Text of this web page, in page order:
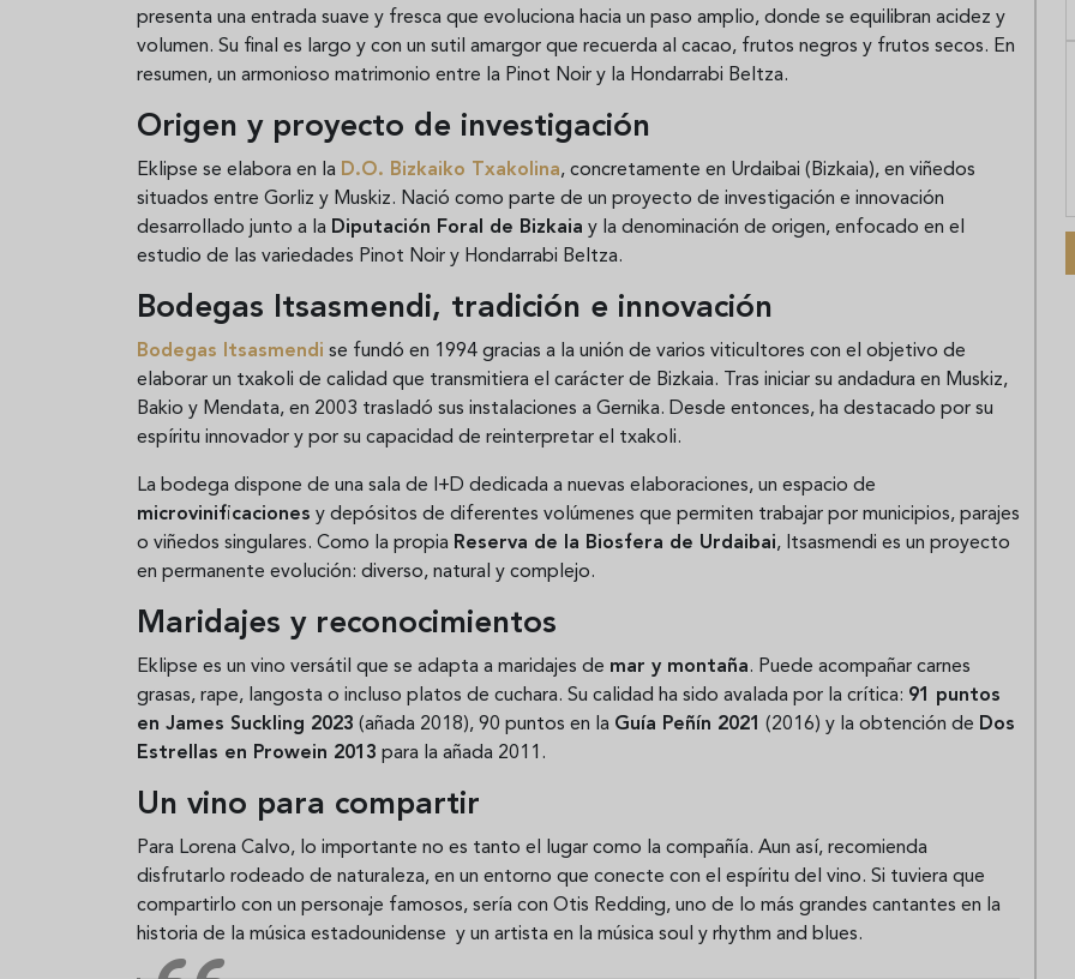
presenta una entrada suave y fresca que evoluciona hacia un paso amplio, donde se equilibran acidez y
volumen. Su final es largo y con un sutil amargor que recuerda al cacao, frutos negros y frutos secos. En
resumen, un armonioso matrimonio entre la Pinot Noir y la Hondarrabi Beltza.
Origen y proyecto de investigación
Eklipse se elabora en la D.O. Bizkaiko Txakolina, concretamente en Urdaibai (Bizkaia), en viñedos
situados entre Gorliz y Muskiz. Nació como parte de un proyecto de investigación e innovación
desarrollado junto a la Diputación Foral de Bizkaia y la denominación de origen, enfocado en el
estudio de las variedades Pinot Noir y Hondarrabi Beltza.
Bodegas Itsasmendi, tradición e innovación
Bodegas Itsasmendi se fundó en 1994 gracias a la unión de varios viticultores con el objetivo de
elaborar un txakoli de calidad que transmitiera el carácter de Bizkaia. Tras iniciar su andadura en Muskiz,
Bakio y Mendata, en 2003 trasladó sus instalaciones a Gernika. Desde entonces, ha destacado por su
espíritu innovador y por su capacidad de reinterpretar el txakoli.
La bodega dispone de una sala de I+D dedicada a nuevas elaboraciones, un espacio de
microvinificaciones y depósitos de diferentes volúmenes que permiten trabajar por municipios, parajes
o viñedos singulares. Como la propia Reserva de la Biosfera de Urdaibai, Itsasmendi es un proyecto
en permanente evolución: diverso, natural y complejo.
Maridajes y reconocimientos
Eklipse es un vino versátil que se adapta a maridajes de mar y montaña. Puede acompañar carnes
grasas, rape, langosta o incluso platos de cuchara. Su calidad ha sido avalada por la crítica: 91 puntos
en James Suckling 2023 (añada 2018), 90 puntos en la Guía Peñín 2021 (2016) y la obtención de Dos
Estrellas en Prowein 2013 para la añada 2011.
Un vino para compartir
Para Lorena Calvo, lo importante no es tanto el lugar como la compañía. Aun así, recomienda
disfrutarlo rodeado de naturaleza, en un entorno que conecte con el espíritu del vino. Si tuviera que
compartirlo con un personaje famosos, sería con Otis Redding, uno de lo más grandes cantantes en la
historia de la música estadounidense y un artista en la música soul y rhythm and blues.